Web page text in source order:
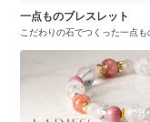
一点ものブレスレット
こだわりの石でつくった一点も